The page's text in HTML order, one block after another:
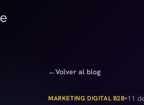
←Volver al blog
MARKETING DIGITAL B2B 11